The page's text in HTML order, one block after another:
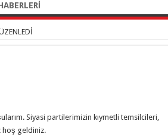
Siyasi partilerimizin kıymetli temsilcileri,
hoş geldiniz.